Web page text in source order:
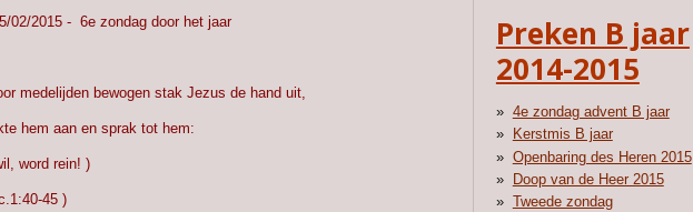
02/2015 - 6e zondag door het jaar
medelijden bewogen stak Jezus de hand uit,
hem aan en sprak tot hem:
word rein! )
45 )
Preken B jaar
2014-2015
4e zondag advent B jaar
Kerstmis B jaar
Openbaring des Heren 2015
Doop van de Heer 2015
Tweede zondag